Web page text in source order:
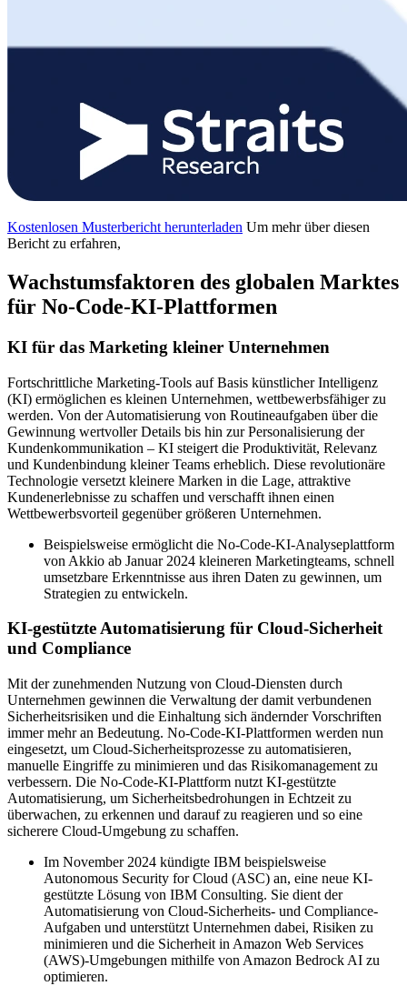
Kostenlosen Musterbericht herunterladen Um mehr über diesen
Bericht zu erfahren,
Wachstumsfaktoren des globalen Marktes
für No-Code-KI-Plattformen
KI für das Marketing kleiner Unternehmen
Fortschrittliche Marketing-Tools auf Basis künstlicher Intelligenz
(KI) ermöglichen es kleinen Unternehmen, wettbewerbsfähiger zu
werden. Von der Automatisierung von Routineaufgaben über die
Gewinnung wertvoller Details bis hin zur Personalisierung der
Kundenkommunikation – KI steigert die Produktivität, Relevanz
und Kundenbindung kleiner Teams erheblich. Diese revolutionäre
Technologie versetzt kleinere Marken in die Lage, attraktive
Kundenerlebnisse zu schaffen und verschafft ihnen einen
Wettbewerbsvorteil gegenüber größeren Unternehmen.
Beispielsweise ermöglicht die No-Code-KI-Analyseplattform
von Akkio ab Januar 2024 kleineren Marketingteams, schnell
umsetzbare Erkenntnisse aus ihren Daten zu gewinnen, um
Strategien zu entwickeln.
KI-gestützte Automatisierung für Cloud-Sicherheit
und Compliance
Mit der zunehmenden Nutzung von Cloud-Diensten durch
Unternehmen gewinnen die Verwaltung der damit verbundenen
Sicherheitsrisiken und die Einhaltung sich ändernder Vorschriften
immer mehr an Bedeutung. No-Code-KI-Plattformen werden nun
eingesetzt, um Cloud-Sicherheitsprozesse zu automatisieren,
manuelle Eingriffe zu minimieren und das Risikomanagement zu
verbessern. Die No-Code-KI-Plattform nutzt KI-gestützte
Automatisierung, um Sicherheitsbedrohungen in Echtzeit zu
überwachen, zu erkennen und darauf zu reagieren und so eine
sicherere Cloud-Umgebung zu schaffen.
Im November 2024 kündigte IBM beispielsweise
Autonomous Security for Cloud (ASC) an, eine neue KI-
gestützte Lösung von IBM Consulting. Sie dient der
Automatisierung von Cloud-Sicherheits- und Compliance-
Aufgaben und unterstützt Unternehmen dabei, Risiken zu
minimieren und die Sicherheit in Amazon Web Services
(AWS)-Umgebungen mithilfe von Amazon Bedrock AI zu
optimieren.